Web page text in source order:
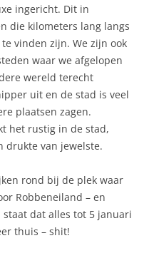
ingericht. Dit in
die kilometers lang langs
vinden zijn. We zijn ook
waar we afgelopen
wereld terecht
uit en de stad is veel
plaatsen zagen.
het rustig in de stad,
drukte van jewelste.
rond bij de plek waar
Robbeneiland – en
dat alles tot 5 januari
thuis – shit!